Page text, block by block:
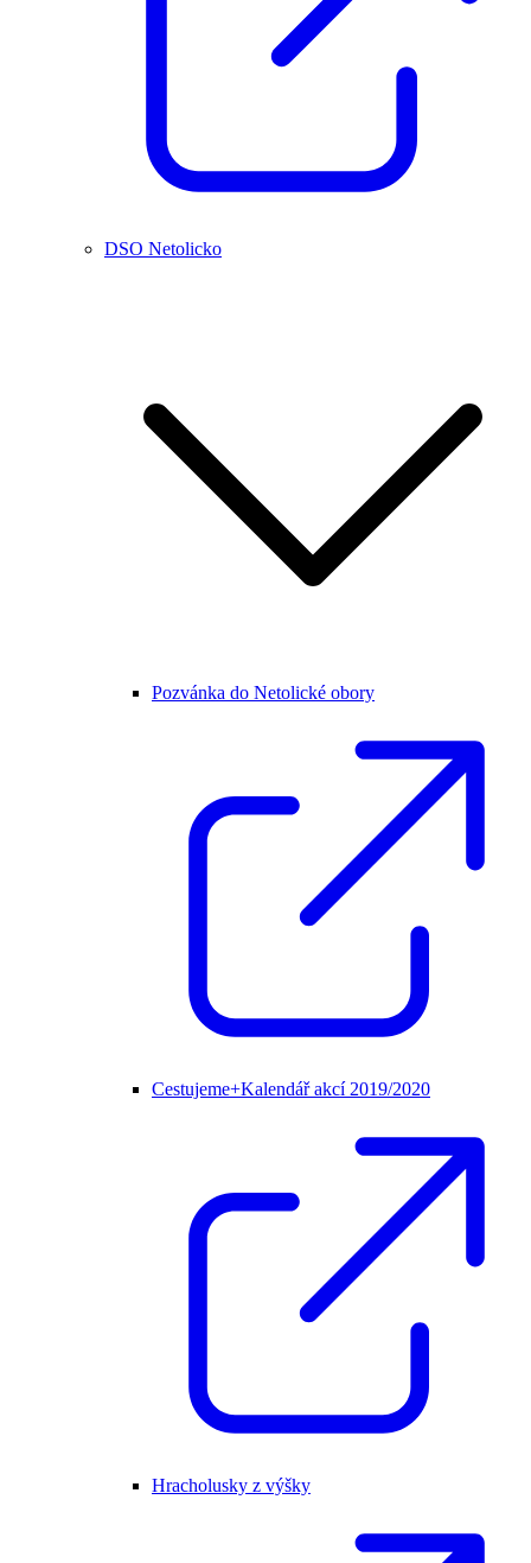
DSO Netolicko
Pozvánka do Netolické obory
Cestujeme+Kalendář akcí 2019/2020
Hracholusky z výšky